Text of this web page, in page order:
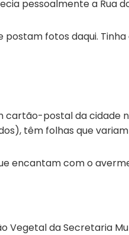
pessoalmente a Rua
fotos daqui.
postal da cidade
têm folhas que
encantam com o
Vegetal da Secretaria